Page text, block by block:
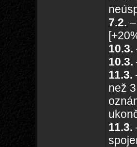
7.2.
10.3.
10.3.
11.3.
než
11.3.